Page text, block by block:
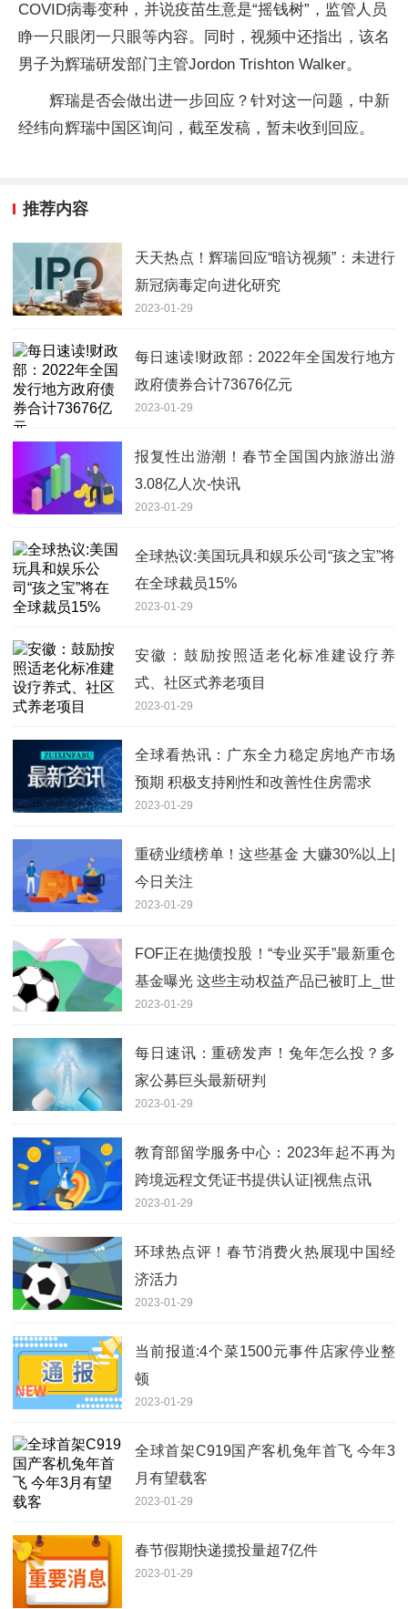
COVID病毒变种，并说疫苗生意是“摇钱树”，监管人员
睁一只眼闭一只眼等内容。同时，视频中还指出，该名
男子为辉瑞研发部门主管Jordon Trishton Walker。
辉瑞是否会做出进一步回应？针对这一问题，中新
经纬向辉瑞中国区询问，截至发稿，暂未收到回应。
推荐内容
天天热点！辉瑞回应“暗访视频”：未进行
新冠病毒定向进化研究
2023-01-29
每日速读!财政部：2022年全国发行地方
政府债券合计73676亿元
2023-01-29
报复性出游潮！春节全国国内旅游出游
3.08亿人次-快讯
2023-01-29
全球热议:美国玩具和娱乐公司“孩之宝”将
在全球裁员15%
2023-01-29
安徽：鼓励按照适老化标准建设疗养
式、社区式养老项目
2023-01-29
全球看热讯：广东全力稳定房地产市场
预期 积极支持刚性和改善性住房需求
2023-01-29
重磅业绩榜单！这些基金 大赚30%以上|
今日关注
2023-01-29
FOF正在抛债投股！“专业买手”最新重仓
基金曝光 这些主动权益产品已被盯上_世
界简讯
2023-01-29
每日速讯：重磅发声！兔年怎么投？多
家公募巨头最新研判
2023-01-29
教育部留学服务中心：2023年起不再为
跨境远程文凭证书提供认证|视焦点讯
2023-01-29
环球热点评！春节消费火热展现中国经
济活力
2023-01-29
当前报道:4个菜1500元事件店家停业整
顿
2023-01-29
全球首架C919国产客机兔年首飞 今年3
月有望载客
2023-01-29
春节假期快递揽投量超7亿件
2023-01-29